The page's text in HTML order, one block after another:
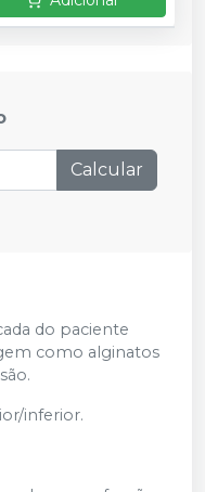
Calcular
do paciente
como alginatos
inferior.